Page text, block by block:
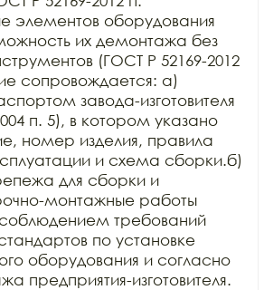
элементов оборудования
их демонтажа без
(ГОСТ Р 52169-2012
сопровождается: а)
завода-изготовителя
п. 5), в котором указано
номер изделия, правила
и схема сборки.б)
для сборки и
монтажные работы
требований
по установке
оборудования и согласно
предприятия-изготовителя.